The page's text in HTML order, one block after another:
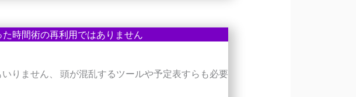
時間術の再利用ではありません
りません、 頭が混乱するツールや予定表すらも必要